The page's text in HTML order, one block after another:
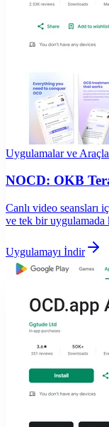
Uygulamalar ve
NOCD: OKB
Canlı video seansları
ve tek bir uygulamada
Uygulamayı İndir